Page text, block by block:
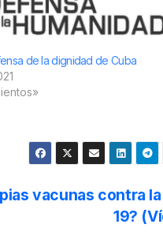
de la dignidad de Cuba
vacunas contra
19?